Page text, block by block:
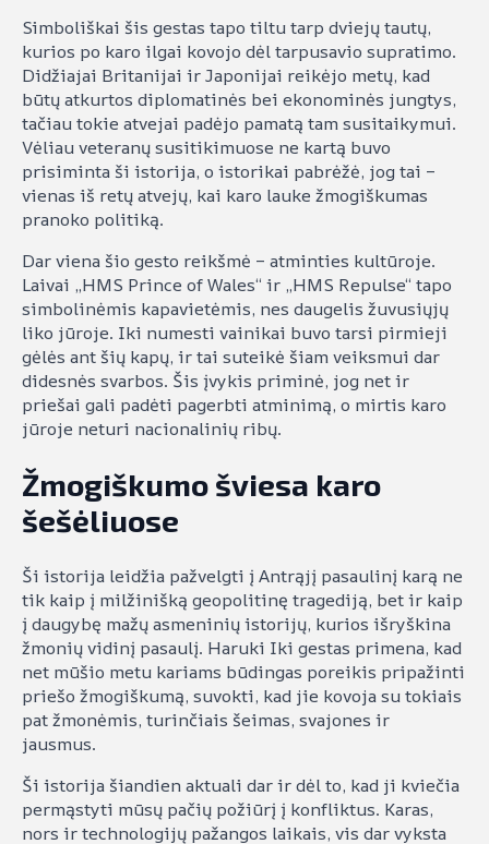
Simboliškai šis gestas tapo tiltu tarp dviejų tautų,
kurios po karo ilgai kovojo dėl tarpusavio supratimo.
Didžiajai Britanijai ir Japonijai reikėjo metų, kad
būtų atkurtos diplomatinės bei ekonominės jungtys,
tačiau tokie atvejai padėjo pamatą tam susitaikymui.
Vėliau veteranų susitikimuose ne kartą buvo
prisiminta ši istorija, o istorikai pabrėžė, jog tai –
vienas iš retų atvejų, kai karo lauke žmogiškumas
pranoko politiką.
Dar viena šio gesto reikšmė – atminties kultūroje.
Laivai „HMS Prince of Wales“ ir „HMS Repulse“ tapo
simbolinėmis kapavietėmis, nes daugelis žuvusiųjų
liko jūroje. Iki numesti vainikai buvo tarsi pirmieji
gėlės ant šių kapų, ir tai suteikė šiam veiksmui dar
didesnės svarbos. Šis įvykis priminė, jog net ir
priešai gali padėti pagerbti atminimą, o mirtis karo
jūroje neturi nacionalinių ribų.
Žmogiškumo šviesa karo
šešėliuose
Ši istorija leidžia pažvelgti į Antrąjį pasaulinį karą ne
tik kaip į milžinišką geopolitinę tragediją, bet ir kaip
į daugybę mažų asmeninių istorijų, kurios išryškina
žmonių vidinį pasaulį. Haruki Iki gestas primena, kad
net mūšio metu kariams būdingas poreikis pripažinti
priešo žmogiškumą, suvokti, kad jie kovoja su tokiais
pat žmonėmis, turinčiais šeimas, svajones ir
jausmus.
Ši istorija šiandien aktuali dar ir dėl to, kad ji kviečia
permąstyti mūsų pačių požiūrį į konfliktus. Karas,
nors ir technologijų pažangos laikais, vis dar vyksta